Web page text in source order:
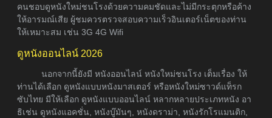
คนชอบดูหนังใหม่ชนโรงด้วยความคมชัดและไม่มีกระตุกหรือค้าง
ให้อารมณ์เสีย ผู้ชมควรตรวจสอบความเร็วอินเตอร์เน็ตของท่าน
ให้เหมาะสม เช่น 3G 4G Wifi
ดูหนังออนไลน์ 2026
นอกจากนี้ยังมี หนังออนไลน์ หนังใหม่ชนโรง เต็มเรื่อง ให้
ท่านได้เลือก ดูหนังแบบหนังมาสเตอร์ หรือหนังใหม่ซาวด์แท็รก
ซับไทย มีให้เลือก ดูหนังแบบออนไลน์ หลากหลายประเภทหนัง อา
ธิเช่น ดูหนังแอคชั่น, หนังบู๊มันๆ, หนังดราม่า, หนังรักโรแมนติก,